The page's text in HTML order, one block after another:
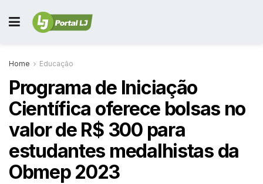
Home Educação
Programa de Iniciação
Científica oferece bolsas no
valor de R$ 300 para
estudantes medalhistas da
Obmep 2023